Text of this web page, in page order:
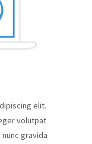
elit.
volutpat
gravida